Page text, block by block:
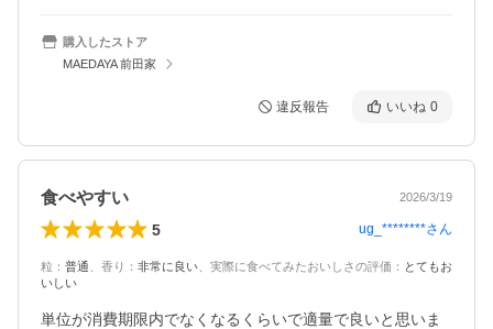
購入したストア
MAEDAYA 前田家
違反報告 いいね 0
食べやすい 2026/3/19
5 ug_********さん
粒 ： 普通 香り ： 非常に良い 実際に食べてみたおいしさの評価 ： とてもお
いしい
単位が消費期限内でなくなるくらいで適量で良いと思いま